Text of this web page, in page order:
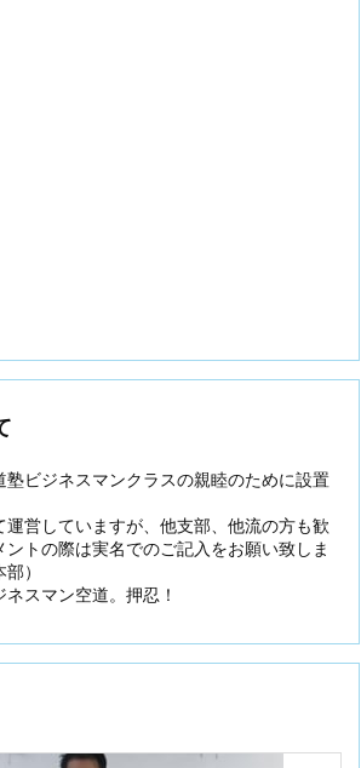
塾ビジネスマンクラスの親睦のために設置
営していますが、他支部、他流の方も歓
トの際は実名でのご記入をお願い致しま
）
スマン空道。押忍！